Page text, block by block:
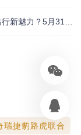
瑞捷豹路虎联合